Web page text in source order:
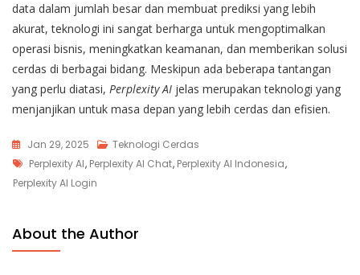
data dalam jumlah besar dan membuat prediksi yang lebih
akurat, teknologi ini sangat berharga untuk mengoptimalkan
operasi bisnis, meningkatkan keamanan, dan memberikan solusi
cerdas di berbagai bidang. Meskipun ada beberapa tantangan
yang perlu diatasi, Perplexity AI jelas merupakan teknologi yang
menjanjikan untuk masa depan yang lebih cerdas dan efisien.
Jan 29, 2025
Teknologi Cerdas
Tags
Perplexity AI, Perplexity AI Chat, Perplexity AI Indonesia,
Perplexity AI Login
About the Author